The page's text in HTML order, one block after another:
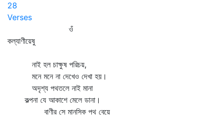
28
Verses
ওঁ
কল্যাণীয়েষু
নাই হল চাক্ষুষ পরিচয়,
মনে মনে না দেখেও দেখা হয়।
অদৃশ্য পথতলে নাই মানা
কল্পনা যে আকাশে মেলে ডানা।
বাণীর সে মানসিক পথ বেয়ে